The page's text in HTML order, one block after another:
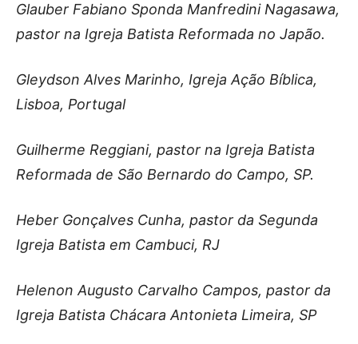
Glauber Fabiano Sponda Manfredini Nagasawa,
pastor na Igreja Batista Reformada no Japão.
Gleydson Alves Marinho, Igreja Ação Bíblica,
Lisboa, Portugal
Guilherme Reggiani, pastor na Igreja Batista
Reformada de São Bernardo do Campo, SP.
Heber Gonçalves Cunha, pastor da Segunda
Igreja Batista em Cambuci, RJ
Helenon Augusto Carvalho Campos, pastor da
Igreja Batista Chácara Antonieta Limeira, SP